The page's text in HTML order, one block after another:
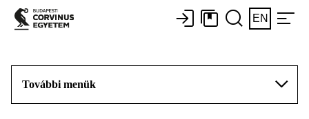
EN
További menük